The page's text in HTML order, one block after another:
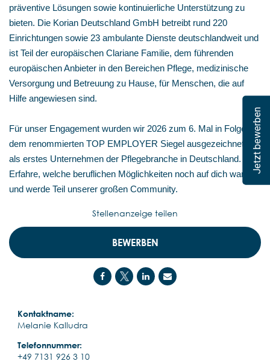
Jetzt bewerben
präventive Lösungen sowie kontinuierliche Unterstützung zu
bieten. Die Korian Deutschland GmbH betreibt rund 220
Einrichtungen sowie 23 ambulante Dienste deutschlandweit und
ist Teil der europäischen Clariane Familie, dem führenden
europäischen Anbieter in den Bereichen Pflege, medizinische
Versorgung und Betreuung zu Hause, für Menschen, die auf
Hilfe angewiesen sind.
Für unser Engagement wurden wir 2026 zum 6. Mal in Folge mit
dem renommierten TOP EMPLOYER Siegel ausgezeichnet –
als erstes Unternehmen der Pflegebranche in Deutschland.
Erfahre, welche beruflichen Möglichkeiten noch auf dich warten,
und werde Teil unserer großen Community.
BEWERBEN
Kontaktname:
Melanie Kalludra
Telefonnummer:
+49 7131 926 3 10
Stellenanzeige teilen